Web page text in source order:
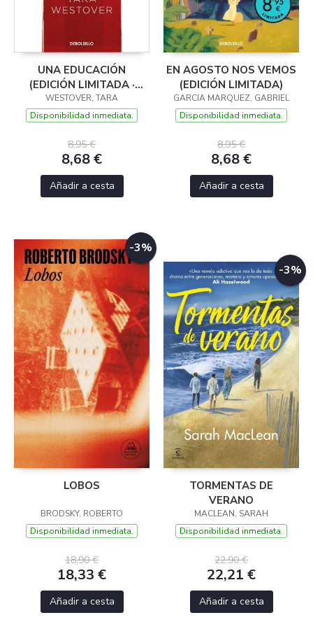
UNA EDUCACIÓN
(EDICIÓN LIMITADA ·
VERANO)
WESTOVER, TARA
Disponibilidad inmediata.
8,95 €
8,68 €
Añadir a cesta
EN AGOSTO NOS VEMOS
(EDICIÓN LIMITADA)
GARCIA MARQUEZ, GABRIEL
Disponibilidad inmediata.
8,95 €
8,68 €
Añadir a cesta
-3%
LOBOS
BRODSKY, ROBERTO
Disponibilidad inmediata.
18,90 €
18,33 €
Añadir a cesta
-3%
TORMENTAS DE
VERANO
MACLEAN, SARAH
Disponibilidad inmediata.
22,90 €
22,21 €
Añadir a cesta